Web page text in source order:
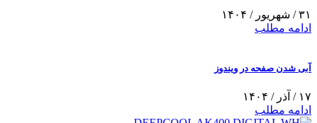
۳۱ / شهریور / ۱۴۰۴
ادامه مطلب
آبی شدن صفحه در ویندوز
۱۷ / آذر / ۱۴۰۴
ادامه مطلب